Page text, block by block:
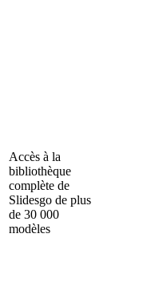
Accès à la
bibliothèque
complète de
Slidesgo de plus
de 30 000
modèles